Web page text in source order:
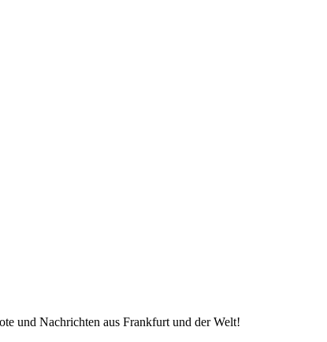
und Nachrichten aus Frankfurt und der Welt!